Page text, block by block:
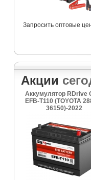
Запросить оптовые
Акции
Аккумулятор RDrive
EFB-T110 (TOYOTA
36150)-2022